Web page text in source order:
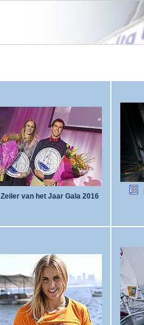
Zeiler van het Jaar Gala 2016